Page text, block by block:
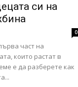
си на
0
част на
които растат в
е да разберете как